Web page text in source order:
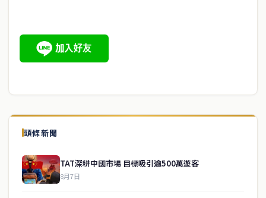
頭條新聞
TAT深耕中國市場 目標吸引逾500萬遊客
8月7日